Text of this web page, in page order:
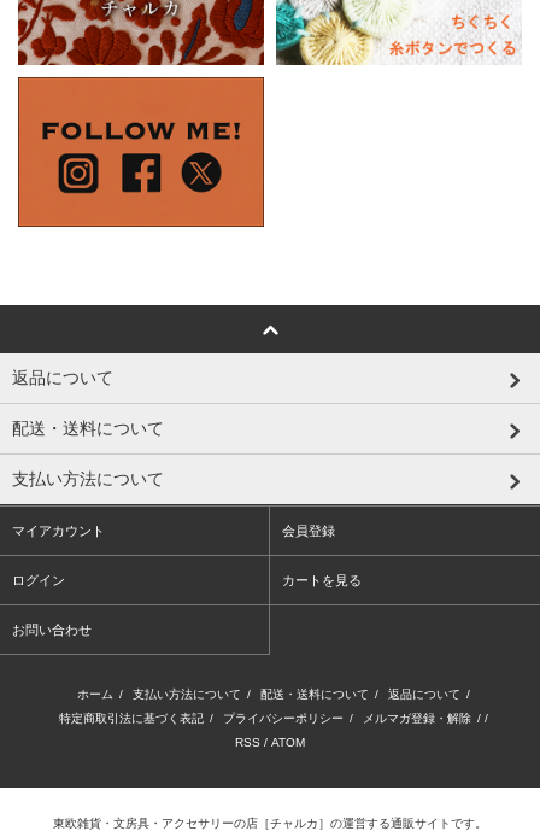
返品について
配送・送料について
支払い方法について
マイアカウント 会員登録
ログイン カートを見る
お問い合わせ
ホーム / 支払い方法について / 配送・送料について / 返品について /
特定商取引法に基づく表記 / プライバシーポリシー / メルマガ登録・解除 / /
RSS / ATOM
東欧雑貨・文房具・アクセサリーの店 ［チャルカ］ の運営する通販サイトです。